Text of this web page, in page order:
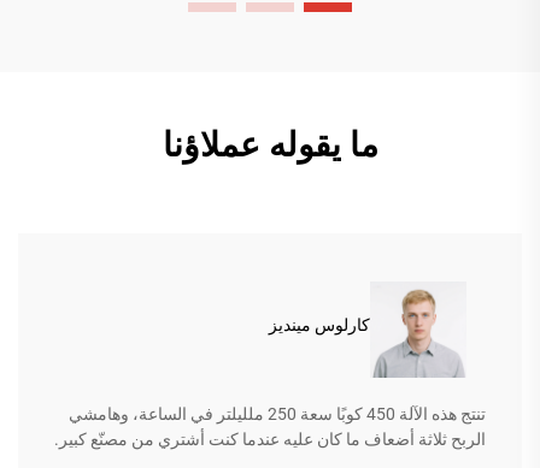
ما يقوله عملاؤنا
كارلوس مينديز
تنتج هذه الآلة 450 كوبًا سعة 250 ملليلتر في الساعة، وهامشي
الربح ثلاثة أضعاف ما كان عليه عندما كنت أشتري من مصنّع كبير.